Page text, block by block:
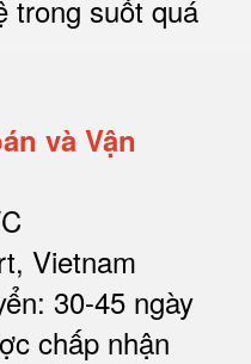
trong suốt quá
và Vận
Vietnam
30-45 ngày
chấp nhận